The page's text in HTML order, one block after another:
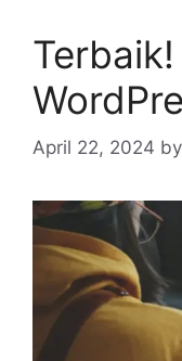
April 22, 2024 by